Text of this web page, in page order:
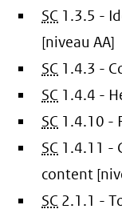
SC 1.3.5 -
[niveau AA]
SC 1.4.3 -
SC 1.4.4 -
SC 1.4.10 -
SC 1.4.11 -
content
SC 2.1.1 -